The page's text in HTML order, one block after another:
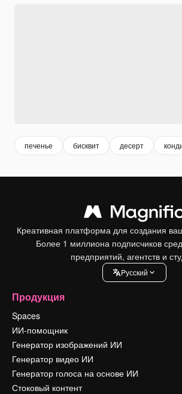
печенье бисквит десерт
Креативная платформа для создания
Более 1 миллиона подписчиков
предприятий, агентств и
Pусский
Продукция
Spaces
ИИ-помощник
Генератор изображений ИИ
Генератор видео ИИ
Генератор голоса на основе ИИ
Стоковый контент